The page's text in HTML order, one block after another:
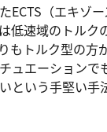
ECTS（エキゾ
低速域のトルク
もトルク型の方
ュエーションで
という手堅い手